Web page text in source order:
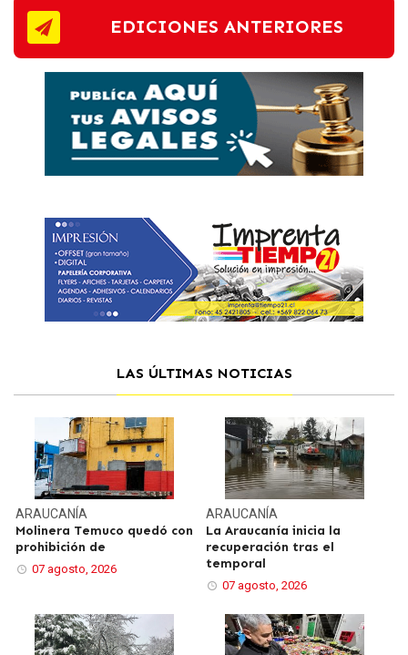
EDICIONES ANTERIORES
LAS ÚLTIMAS NOTICIAS
ARAUCANÍA
Molinera Temuco quedó con
prohibición de
07 agosto, 2026
ARAUCANÍA
La Araucanía inicia la
recuperación tras el
temporal
07 agosto, 2026